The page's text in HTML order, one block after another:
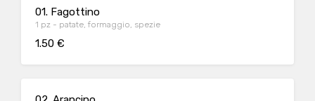
01. Fagottino
1 pz - patate, formaggio, spezie
1.50 €